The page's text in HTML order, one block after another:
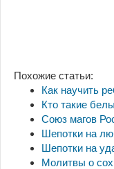
Похожие статьи:
Как научить
Кто такие
Союз магов
Шепотки на
Шепотки на
Молитвы о